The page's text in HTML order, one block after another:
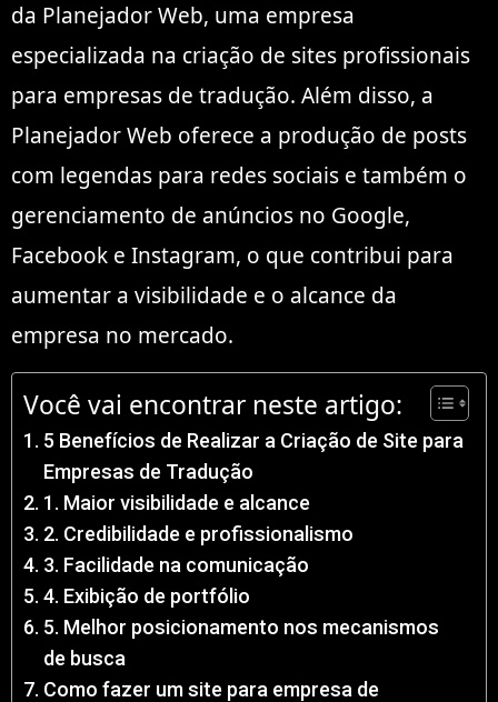
da Planejador Web, uma empresa
especializada na criação de sites profissionais
para empresas de tradução. Além disso, a
Planejador Web oferece a produção de posts
com legendas para redes sociais e também o
gerenciamento de anúncios no Google,
Facebook e Instagram, o que contribui para
aumentar a visibilidade e o alcance da
empresa no mercado.
Você vai encontrar neste artigo:
5 Benefícios de Realizar a Criação de Site para
Empresas de Tradução
1. Maior visibilidade e alcance
2. Credibilidade e profissionalismo
3. Facilidade na comunicação
4. Exibição de portfólio
5. Melhor posicionamento nos mecanismos
de busca
Como fazer um site para empresa de